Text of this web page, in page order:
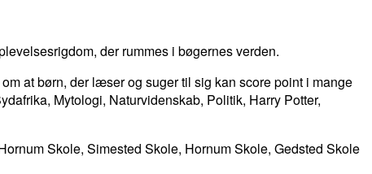
der rummes i bøgernes verden.
at børn, der læser og suger til sig kan score point i mange
Mytologi, Naturvidenskab, Politik, Harry Potter,
Skole, Simested Skole, Hornum Skole, Gedsted Skole